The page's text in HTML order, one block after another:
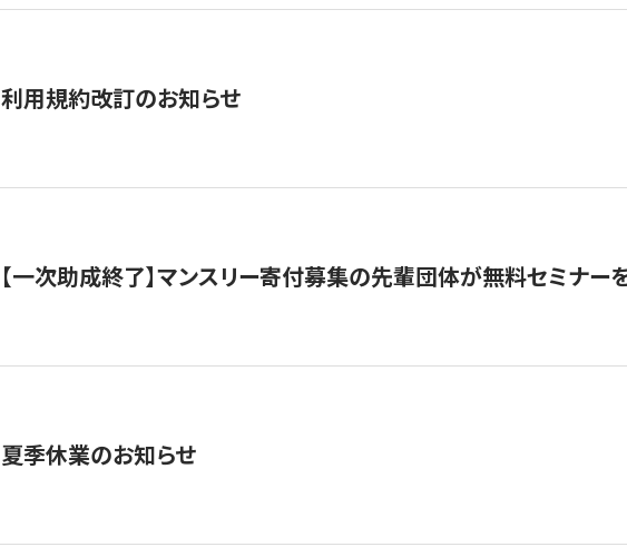
利用規約改訂のお知らせ
【一次助成終了】マンスリー寄付募集の先輩団体が無料セミナー
夏季休業のお知らせ